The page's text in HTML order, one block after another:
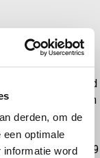
derden, om de
optimale
informatie word
to oil, fuel and
higher speeds. Main
UV-resistant -
compartment -
- Easy removable - 9